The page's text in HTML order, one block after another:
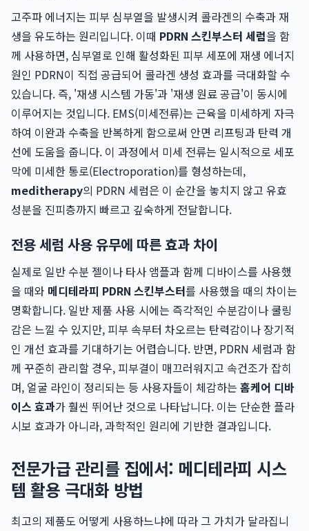
고주파 에너지는 피부 심부열을 발생시켜 콜라겐의 수축과 재
생을 유도하는 원리입니다. 이때 PDRN 스킨부스터 세럼을 함
께 사용하면, 심부열로 인해 활성화된 피부 세포에 재생 에너지
원인 PDRN이 직접 공급되어 콜라겐 생성 효과를 극대화할 수
있습니다. 즉, '재생 시스템 가동'과 '재생 원료 공급'이 동시에
이루어지는 것입니다. EMS(미세전류)는 근육을 미세하게 자극
하여 이완과 수축을 반복하게 함으로써 안면 리프팅과 탄력 개
선에 도움을 줍니다. 이 과정에서 미세 전류는 일시적으로 세포
막에 미세한 통로(Electroporation)를 형성하는데,
meditherapy의 PDRN 세럼은 이 순간을 놓치지 않고 유효
성분을 진피층까지 빠르고 깊숙하게 전달합니다.
전용 세럼 사용 유무에 따른 효과 차이
실제로 일반 수분 젤이나 타사 앰플과 함께 디바이스를 사용했
을 때와 메디테라피 PDRN 스킨부스터를 사용했을 때의 차이는
명확합니다. 일반 제품 사용 시에는 즉각적인 수분감이나 쿨링
감은 느낄 수 있지만, 피부 속부터 차오르는 탄력감이나 장기적
인 개선 효과를 기대하기는 어렵습니다. 반면, PDRN 세럼과 함
께 꾸준히 관리할 경우, 피부결이 매끄러워지고 속건조가 잡히
며, 얼굴 라인이 정리되는 등 사용자들이 체감하는 홈케어 디바
이스 효과가 훨씬 뛰어난 것으로 나타납니다. 이는 단순한 플라
시보 효과가 아니라, 과학적인 원리에 기반한 결과입니다.
전문가급 관리를 집에서: 메디테라피 시스
템 활용 극대화 방법
최고의 제품도 어떻게 사용하느냐에 따라 그 가치가 달라집니